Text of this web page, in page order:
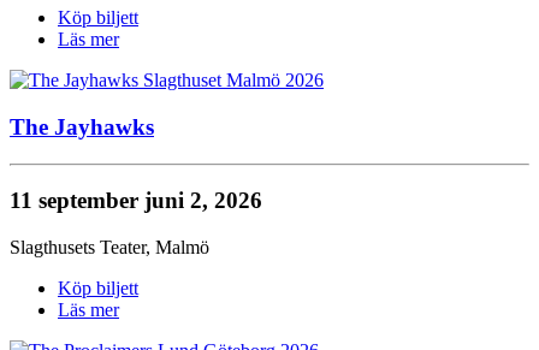
Köp biljett
Läs mer
The Jayhawks
11 september juni 2, 2026
Slagthusets Teater, Malmö
Köp biljett
Läs mer